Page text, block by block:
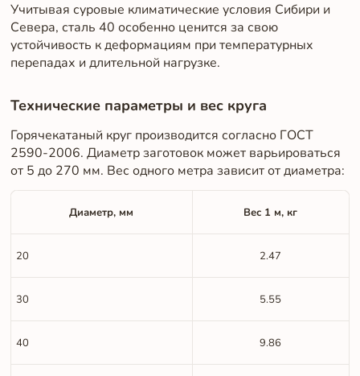
Учитывая суровые климатические условия Сибири и
Севера, сталь 40 особенно ценится за свою
устойчивость к деформациям при температурных
перепадах и длительной нагрузке.
Технические параметры и вес круга
Горячекатаный круг производится согласно ГОСТ
2590-2006. Диаметр заготовок может варьироваться
от 5 до 270 мм. Вес одного метра зависит от диаметра:
Диаметр, мм Вес 1 м, кг
20 2.47
30 5.55
40 9.86